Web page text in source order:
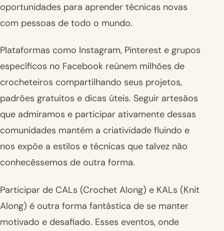
oportunidades para aprender técnicas novas
com pessoas de todo o mundo.
Plataformas como Instagram, Pinterest e grupos
específicos no Facebook reúnem milhões de
crocheteiros compartilhando seus projetos,
padrões gratuitos e dicas úteis. Seguir artesãos
que admiramos e participar ativamente dessas
comunidades mantém a criatividade fluindo e
nos expõe a estilos e técnicas que talvez não
conhecêssemos de outra forma.
Participar de CALs (Crochet Along) e KALs (Knit
Along) é outra forma fantástica de se manter
motivado e desafiado. Esses eventos, onde